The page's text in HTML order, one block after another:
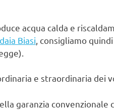
acqua calda e
Biasi , consigliamo
e straordinaria dei
garanzia